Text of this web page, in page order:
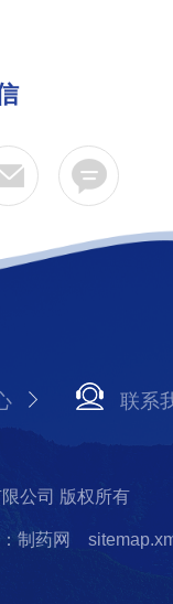
联系
公司 版权所有
制药网